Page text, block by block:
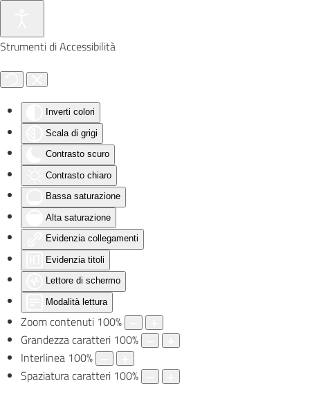
Strumenti di Accessibilità
Inverti colori
Scala di grigi
Contrasto scuro
Contrasto chiaro
Bassa saturazione
Alta saturazione
Evidenzia collegamenti
Evidenzia titoli
Lettore di schermo
Modalità lettura
Zoom contenuti 100%
Grandezza caratteri 100%
Interlinea 100%
Spaziatura caratteri 100%
Skip to main content